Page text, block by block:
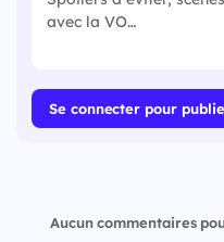
Se connecter pour
Aucun commentaires